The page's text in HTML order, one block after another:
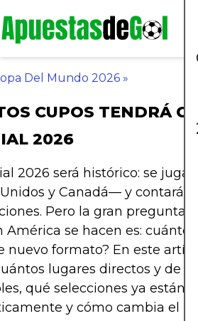
Del Mundo 2026 »
CUPOS TENDRÁ
2026
2026 será histórico: se
y Canadá— y contará
Pero la gran pregunta
América se hacen es:
nuevo formato? En este
lugares directos y de
qué selecciones ya están
y cómo cambia el